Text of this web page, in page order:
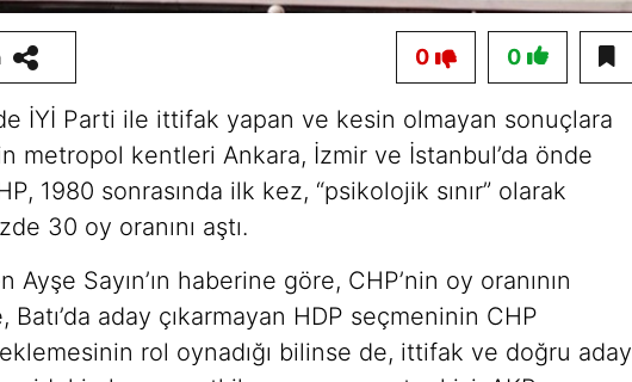
0
0
İYİ Parti ile ittifak yapan ve kesin olmayan sonuçlara
metropol kentleri Ankara, İzmir ve İstanbul’da önde
1980 sonrasında ilk kez, “psikolojik sınır” olarak
30 oy oranını aştı.
Ayşe Sayın’ın haberine göre, CHP’nin oy oranının
aday çıkarmayan HDP seçmeninin CHP
rol oynadığı bilinse de, ittifak ve doğru aday